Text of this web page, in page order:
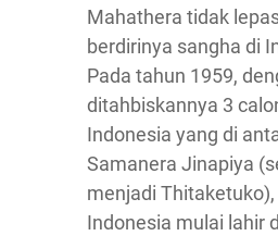
Mahathera tidak
berdirinya sangha di
Pada tahun 1959,
ditahbiskannya 3
Indonesia yang di
Samanera Jinapiya
menjadi
Indonesia mulai lahir